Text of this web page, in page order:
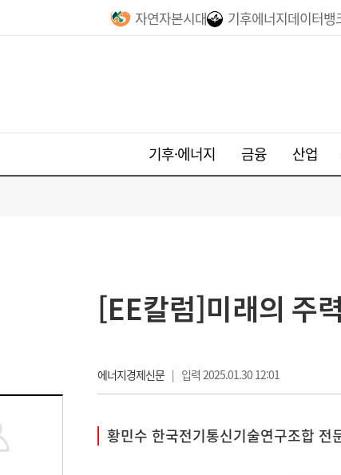
자연자본시대 기후에너지데이터뱅
기후·에너지 금융 산업
[EE칼럼]미래의 주
에너지경제신문| 입력 2025.01.30 12:01
황민수 한국전기통신기술연구조합 전